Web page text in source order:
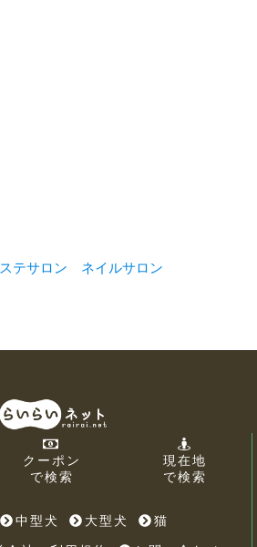
テサロン ネイルサロン
クーポン
で検索
現在地
で検索
中型犬 大型犬
猫